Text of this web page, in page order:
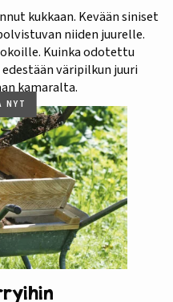
kukkaan. Kevään siniset
niiden juurelle.
Kuinka odotettu
väripilkun juuri
kamaralta.
NYT